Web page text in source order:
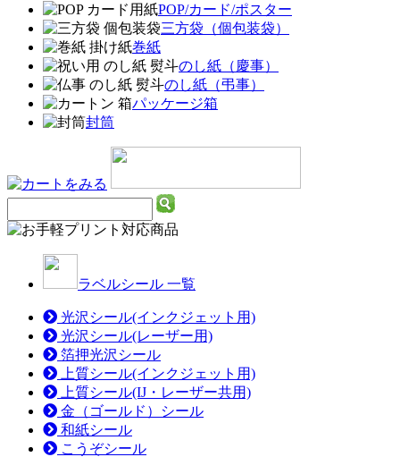
POP/カード/ポスター
三方袋（個包装袋）
巻紙
のし紙（慶事）
のし紙（弔事）
パッケージ箱
封筒
ラベルシール 一覧
光沢シール(インクジェット用)
光沢シール(レーザー用)
箔押光沢シール
上質シール(インクジェット用)
上質シール(IJ・レーザー共用)
金（ゴールド）シール
和紙シール
こうぞシール